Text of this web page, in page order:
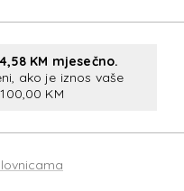
KM mjesečno.
ako je iznos vaše
KM